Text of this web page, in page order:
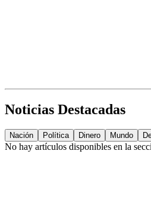
Noticias Destacadas
Nación Política Dinero Mundo
No hay artículos disponibles en la